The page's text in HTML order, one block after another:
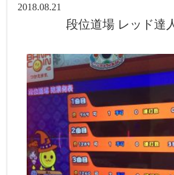
2018.08.21
段位道場 レッド達